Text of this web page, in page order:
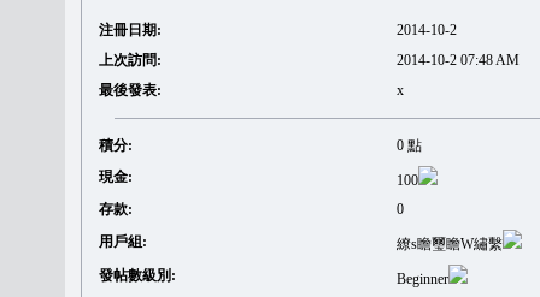
注冊日期:
2014-10-2
上次訪問:
2014-10-2 07:48 AM
最後發表:
x
積分:
0 點
現金:
100
存款:
0
用戶組:
繚s瞻璽瞻W繡繫
發帖數級別:
Beginner